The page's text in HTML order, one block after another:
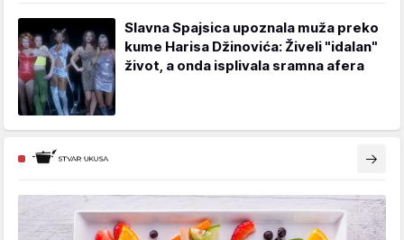
Slavna Spajsica upoznala muža preko
kume Harisa Džinovića: Živeli "idalan"
život, a onda isplivala sramna afera